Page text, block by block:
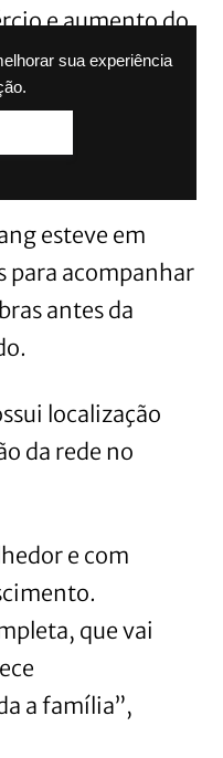
sua experiência
e aumento do
as
esteve em
para acompanhar
antes da
localização
da rede no
e com
que vai
a família”,